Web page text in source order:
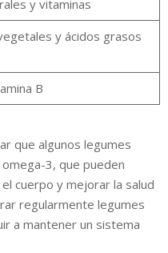
y vitaminas
y ácidos grasos
B
que algunos legumes
3, que pueden
cuerpo y mejorar la salud
regularmente legumes
a mantener un sistema